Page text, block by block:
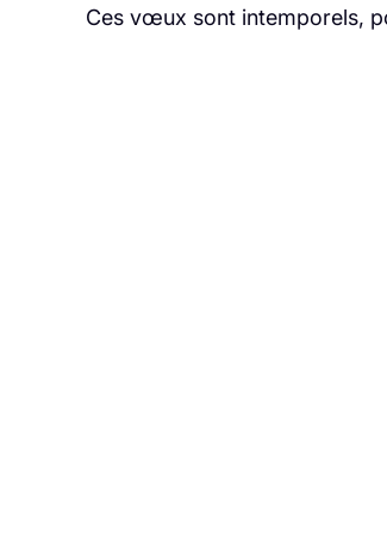
Ces vœux sont intemporels,